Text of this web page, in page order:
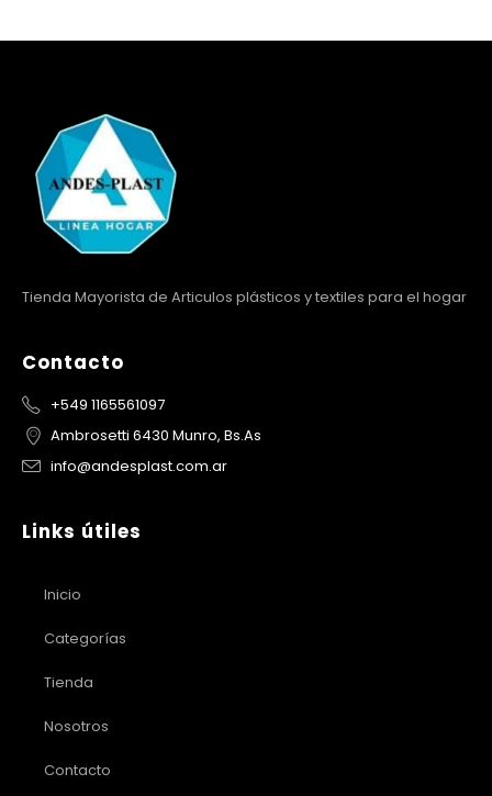
Tienda Mayorista de Articulos plásticos y textiles para el hogar
Contacto
+549 1165561097
Ambrosetti 6430 Munro, Bs.As
info@andesplast.com.ar
Links útiles
Inicio
Categorías
Tienda
Nosotros
Contacto